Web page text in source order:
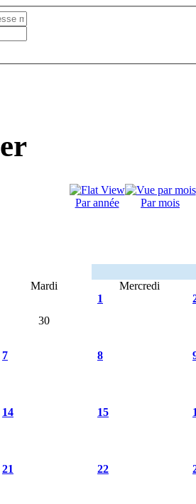
Par année Par mois
Mardi
Mercredi
30
1
7 8
14 15
21 22